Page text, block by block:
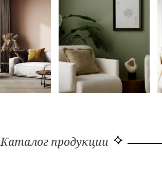
Каталог продукции